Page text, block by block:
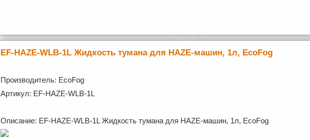
EF-HAZE-WLB-1L Жидкость тумана для HAZE-машин, 1л, EcoFog
Производитель: EcoFog
Артикул: EF-HAZE-WLB-1L
Описание: EF-HAZE-WLB-1L Жидкость тумана для HAZE-машин, 1л, EcoFog